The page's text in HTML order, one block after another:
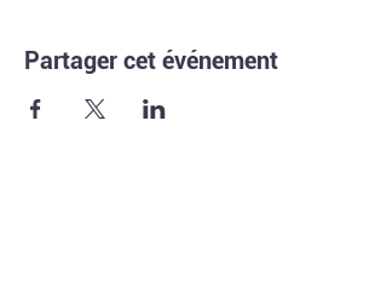
Partager cet événement